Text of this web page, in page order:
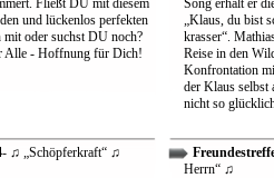
Fließt DU mit diesem
und lückenlos perfekten
mit oder suchst DU noch?
Alle - Hoffnung für Dich!
Song erhält er
„Klaus, du bist
krasser“.
Reise in den
Konfrontation
der Klaus
nicht so
- ♫ „Schöpferkraft“ ♫
Herrn“ ♫